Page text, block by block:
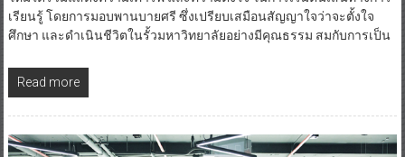
เรียนรู้ โดยการมอบพานบายศรี ซึ่งเปรียบเสมือนสัญญาใจว่าจะตั้งใจ
ศึกษา และดำเนินชีวิตในรั้วมหาวิทยาลัยอย่างมีคุณธรรม สมกับการเป็น
Read more